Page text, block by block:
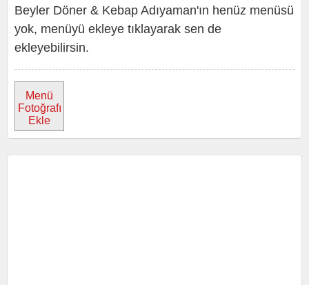
Beyler Döner & Kebap Adıyaman'ın henüz menüsü
yok, menüyü ekleye tıklayarak sen de
ekleyebilirsin.
Menü
Fotoğrafı
Ekle